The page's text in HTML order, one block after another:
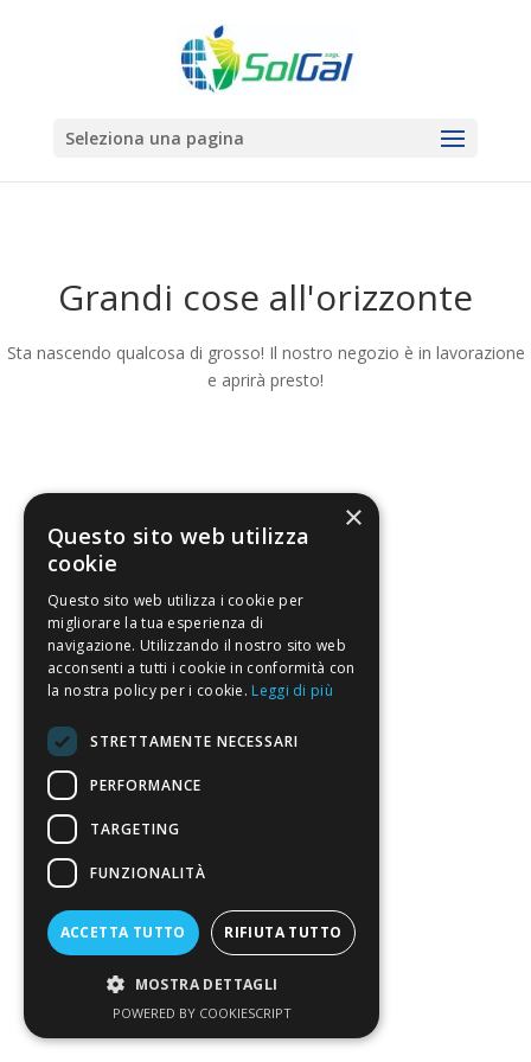
Seleziona una pagina
Grandi cose all'orizzonte
Sta nascendo qualcosa di grosso! Il nostro negozio è in lavorazione
e aprirà presto!
×
Questo sito web utilizza
cookie
Questo sito web utilizza i cookie per
migliorare la tua esperienza di
navigazione. Utilizzando il nostro sito web
acconsenti a tutti i cookie in conformità con
la nostra policy per i cookie. Leggi di più
STRETTAMENTE NECESSARI
PERFORMANCE
TARGETING
FUNZIONALITÀ
ACCETTA TUTTO RIFIUTA TUTTO
MOSTRA DETTAGLI
POWERED BY COOKIESCRIPT